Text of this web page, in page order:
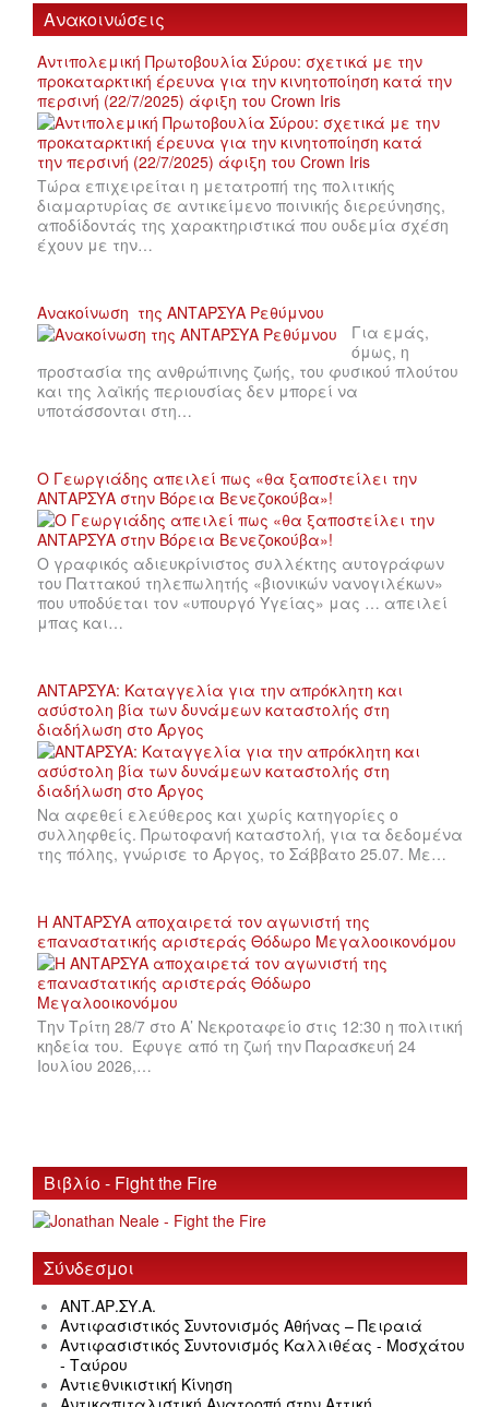
Ανακοινώσεις
Αντιπολεμική Πρωτοβουλία Σύρου: σχετικά με την
προκαταρκτική έρευνα για την κινητοποίηση κατά την
περσινή (22/7/2025) άφιξη του Crown Iris
Τώρα επιχειρείται η μετατροπή της πολιτικής
διαμαρτυρίας σε αντικείμενο ποινικής διερεύνησης,
αποδίδοντάς της χαρακτηριστικά που ουδεμία σχέση
έχουν με την…
Ανακοίνωση της ΑΝΤΑΡΣΥΑ Ρεθύμνου
Για εμάς,
όμως, η
προστασία της ανθρώπινης ζωής, του φυσικού πλούτου
και της λαϊκής περιουσίας δεν μπορεί να
υποτάσσονται στη…
Ο Γεωργιάδης απειλεί πως «θα ξαποστείλει την
ΑΝΤΑΡΣΥΑ στην Βόρεια Βενεζοκούβα»!
Ο γραφικός αδιευκρίνιστος συλλέκτης αυτογράφων
του Παττακού τηλεπωλητής «βιονικών νανογιλέκων»
που υποδύεται τον «υπουργό Υγείας» μας … απειλεί
μπας και…
ΑΝΤΑΡΣΥΑ: Καταγγελία για την απρόκλητη και
ασύστολη βία των δυνάμεων καταστολής στη
διαδήλωση στο Άργος
Να αφεθεί ελεύθερος και χωρίς κατηγορίες ο
συλληφθείς. Πρωτοφανή καταστολή, για τα δεδομένα
της πόλης, γνώρισε το Άργος, το Σάββατο 25.07. Με…
Η ΑΝΤΑΡΣΥΑ αποχαιρετά τον αγωνιστή της
επαναστατικής αριστεράς Θόδωρο Μεγαλοοικονόμου
Την Τρίτη 28/7 στο Α’ Νεκροταφείο στις 12:30 η πολιτική
κηδεία του. Έφυγε από τη ζωή την Παρασκευή 24
Ιουλίου 2026,…
Βιβλίο - Fight the Fire
Σύνδεσμοι
ΑΝΤ.ΑΡ.ΣΥ.Α.
Αντιφασιστικός Συντονισμός Αθήνας – Πειραιά
Αντιφασιστικός Συντονισμός Καλλιθέας - Μοσχάτου
- Ταύρου
Αντιεθνικιστική Κίνηση